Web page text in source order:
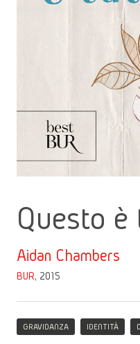
Questo
Aidan Chambers
BUR, 2015
GRAVIDANZA IDENTITÀ